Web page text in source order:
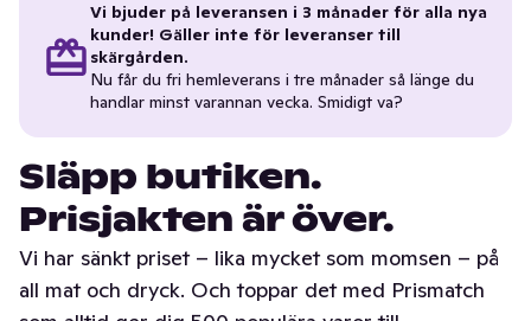
Vi bjuder på leveransen i 3 månader för alla nya
kunder! Gäller inte för leveranser till
skärgården.
Nu får du fri hemleverans i tre månader så länge du
handlar minst varannan vecka. Smidigt va?
Släpp butiken.
Prisjakten är över.
Vi har sänkt priset – lika mycket som momsen – på
all mat och dryck. Och toppar det med Prismatch